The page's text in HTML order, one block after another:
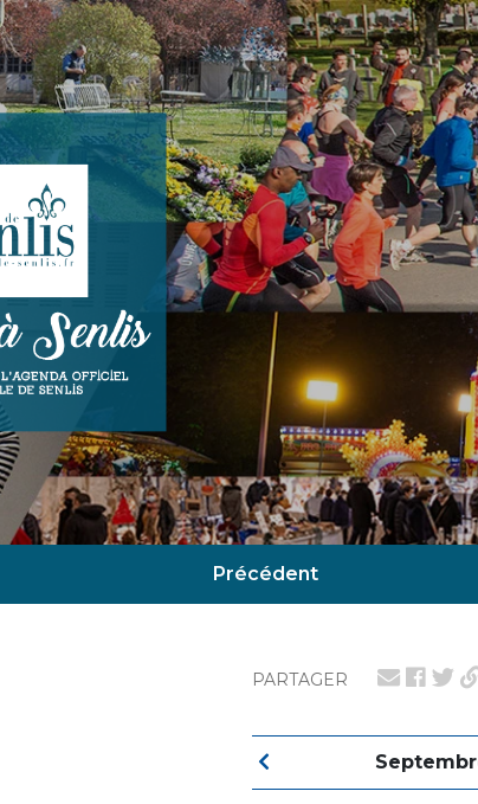
Précédent
PARTAGER